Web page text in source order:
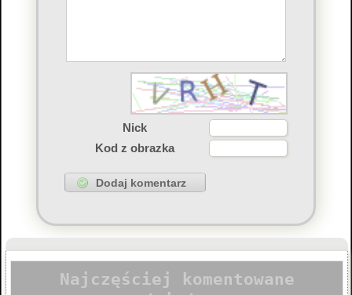
Nick
Kod z obrazka
Najczęściej komentowane